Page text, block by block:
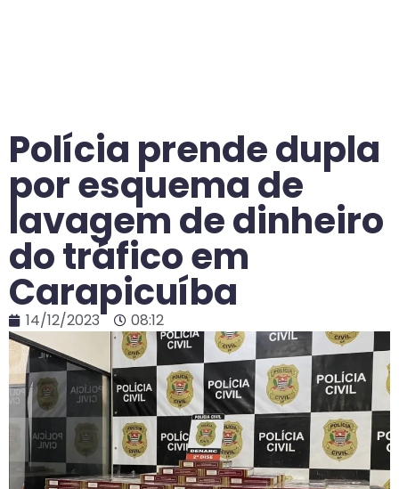
Polícia prende dupla
por esquema de
lavagem de dinheiro
do tráfico em
Carapicuíba
14/12/2023 08:12